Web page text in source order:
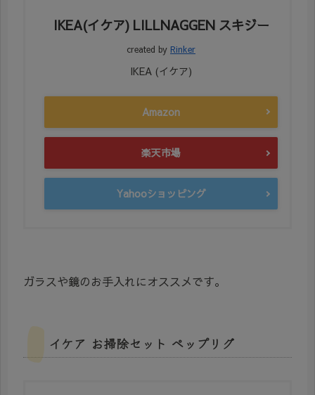
IKEA(イケア) LILLNAGGEN スキジー
created by Rinker
IKEA (イケア)
Amazon
楽天市場
Yahooショッピング
ガラスや鏡のお手入れにオススメです。
イケア お掃除セット ペップリグ